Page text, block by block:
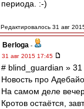
периода. :-)
Редактировалось 31 авг
Berloga -
31 авг 2015 17:45
# blind_guardian » 31
Новость про
На самом деле
Кротов остаётся,